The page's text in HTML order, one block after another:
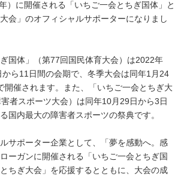
）に開催される「いちご一会とちぎ国体」と
会」のオフィシャルサポーターになりまし
国体」（第77回国民体育大会）は2022年
から11日間の会期で、冬季大会は同年1月24
開催されます。また、「いちご一会とちぎ大
者スポーツ大会）は同年10月29日から3日
国内最大の障害者スポーツの祭典です。
サポーター企業として、「夢を感動へ。感
ーガンに開催される「いちご一会とちぎ国
ちぎ大会」を応援するとともに、大会の成